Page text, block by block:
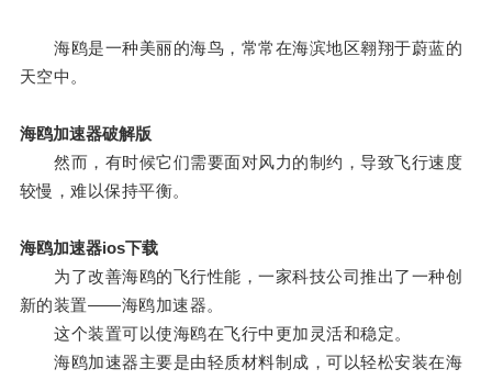
海鸥是一种美丽的海鸟，常常在海滨地区翱翔于蔚蓝的
天空中。
海鸥加速器破解版
然而，有时候它们需要面对风力的制约，导致飞行速度
较慢，难以保持平衡。
海鸥加速器ios下载
为了改善海鸥的飞行性能，一家科技公司推出了一种创
新的装置——海鸥加速器。
这个装置可以使海鸥在飞行中更加灵活和稳定。
海鸥加速器主要是由轻质材料制成，可以轻松安装在海